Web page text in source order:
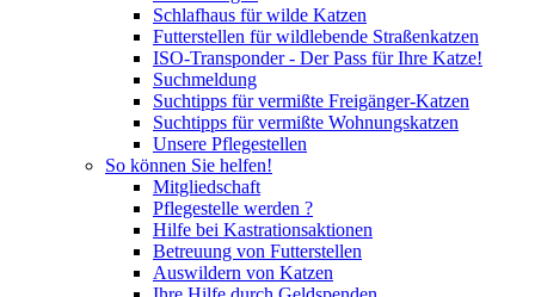
Schlafhaus für wilde Katzen
Futterstellen für wildlebende Straßenkatzen
ISO-Transponder - Der Pass für Ihre Katze!
Suchmeldung
Suchtipps für vermißte Freigänger-Katzen
Suchtipps für vermißte Wohnungskatzen
Unsere Pflegestellen
So können Sie helfen!
Mitgliedschaft
Pflegestelle werden ?
Hilfe bei Kastrationsaktionen
Betreuung von Futterstellen
Auswildern von Katzen